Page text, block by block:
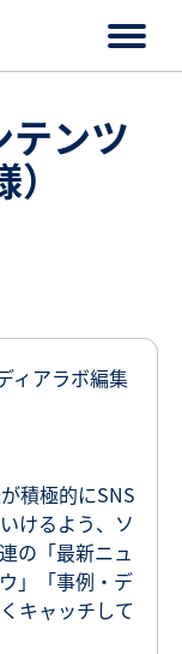
ンツ
ィアラボ編集
積極的にSNS
けるよう、ソ
の「最新ニュ
」「事例・デ
キャッチして